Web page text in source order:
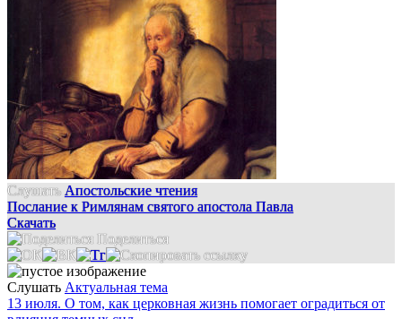
Слушать Апостольские чтения
Послание к Римлянам святого апостола Павла
Скачать
Поделиться
Слушать Актуальная тема
13 июля. О том, как церковная жизнь помогает оградиться от